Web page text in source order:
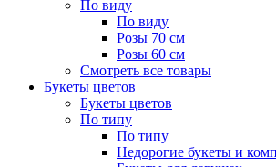
По виду
По виду
Розы 70 см
Розы 60 см
Смотреть все товары
Букеты цветов
Букеты цветов
По типу
По типу
Недорогие букеты и